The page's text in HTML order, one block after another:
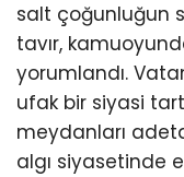
salt çoğunluğun
tavır,
yorumlandı.
ufak bir siyasi
meydanları
algı siyasetinde